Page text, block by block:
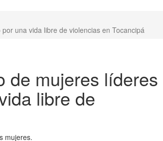
una vida libre de violencias en Tocancipá
de mujeres líderes
libre de